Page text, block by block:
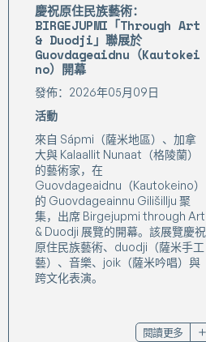
慶祝原住民族藝術：
BIRGEJUPMI「Through Art
& Duodji」聯展於
Guovdageaidnu（Kautokei
no）開幕
發佈：2026年05月09日
活動
來自 Sápmi（薩米地區）、加拿
大與 Kalaallit Nunaat（格陵蘭）
的藝術家，在
Guovdageaidnu（Kautokeino）
的 Guovdageainnu Gilišillju 聚
集，出席 Birgejupmi through Art
& Duodji 展覽的開幕。該展覽慶祝
原住民族藝術、duodji（薩米手工
藝）、音樂、joik（薩米吟唱）與
跨文化表演。
閱讀更多